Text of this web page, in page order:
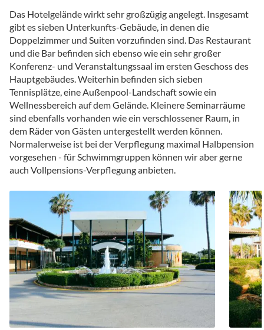
Das Hotelgelände wirkt sehr großzügig angelegt. Insgesamt
gibt es sieben Unterkunfts-Gebäude, in denen die
Doppelzimmer und Suiten vorzufinden sind. Das Restaurant
und die Bar befinden sich ebenso wie ein sehr großer
Konferenz- und Veranstaltungssaal im ersten Geschoss des
Hauptgebäudes. Weiterhin befinden sich sieben
Tennisplätze, eine Außenpool-Landschaft sowie ein
Wellnessbereich auf dem Gelände. Kleinere Seminarräume
sind ebenfalls vorhanden wie ein verschlossener Raum, in
dem Räder von Gästen untergestellt werden können.
Normalerweise ist bei der Verpflegung maximal Halbpension
vorgesehen - für Schwimmgruppen können wir aber gerne
auch Vollpensions-Verpflegung anbieten.